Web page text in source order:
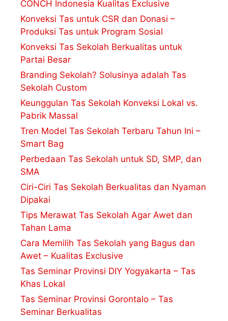
CONCH Indonesia Kualitas Exclusive
Konveksi Tas untuk CSR dan Donasi –
Produksi Tas untuk Program Sosial
Konveksi Tas Sekolah Berkualitas untuk
Partai Besar
Branding Sekolah? Solusinya adalah Tas
Sekolah Custom
Keunggulan Tas Sekolah Konveksi Lokal vs.
Pabrik Massal
Tren Model Tas Sekolah Terbaru Tahun Ini –
Smart Bag
Perbedaan Tas Sekolah untuk SD, SMP, dan
SMA
Ciri-Ciri Tas Sekolah Berkualitas dan Nyaman
Dipakai
Tips Merawat Tas Sekolah Agar Awet dan
Tahan Lama
Cara Memilih Tas Sekolah yang Bagus dan
Awet – Kualitas Exclusive
Tas Seminar Provinsi DIY Yogyakarta – Tas
Khas Lokal
Tas Seminar Provinsi Gorontalo – Tas
Seminar Berkualitas